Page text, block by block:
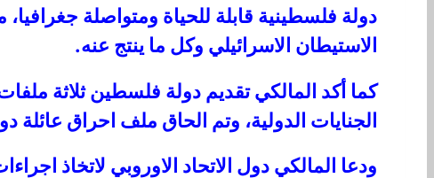
دولة فلسطينية قابلة للحياة ومتواصلة
الاستيطان الاسرائيلي وكل ما ينتج عنه.
كما أكد المالكي تقديم دولة فلسطين ثلاثة
الجنايات الدولية، وتم الحاق ملف احراق
ودعا المالكي دول الاتحاد الاوروبي لاتخاذ